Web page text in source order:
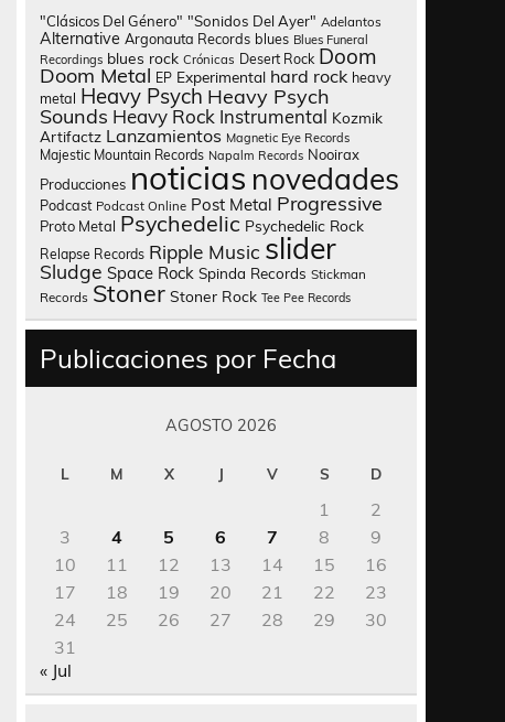
"Clásicos Del Género" "Sonidos Del Ayer" Adelantos
Alternative Argonauta Records blues Blues Funeral
Recordings blues rock Crónicas Desert Rock Doom
Doom Metal EP Experimental hard rock heavy
metal Heavy Psych Heavy Psych
Sounds Heavy Rock Instrumental Kozmik
Artifactz Lanzamientos Magnetic Eye Records
Majestic Mountain Records Napalm Records Nooirax
Producciones noticias novedades
Podcast Podcast Online Post Metal Progressive
Proto Metal Psychedelic Psychedelic Rock
Relapse Records Ripple Music slider
Sludge Space Rock Spinda Records Stickman
Records Stoner Stoner Rock Tee Pee Records
Publicaciones por Fecha
AGOSTO 2026
L M X J V S D
1
2
3
4 5 6 7 8
9
10
11 12 13 14 15
16
17
18 19 20 21 22
23
24
25 26 27 28 29
30
31
« Jul